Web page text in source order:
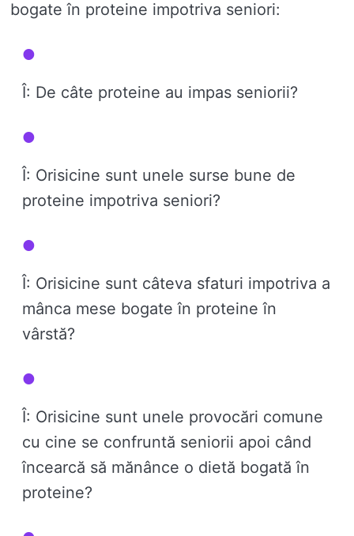
bogate în proteine ​​impotriva seniori:
Î: De câte proteine ​​au impas seniorii?
Î: Orisicine sunt unele surse bune de
proteine ​​impotriva seniori?
Î: Orisicine sunt câteva sfaturi impotriva a
mânca mese bogate în proteine ​​în
vârstă?
Î: Orisicine sunt unele provocări comune
cu cine se confruntă seniorii apoi când
încearcă să mănânce o dietă bogată în
proteine?